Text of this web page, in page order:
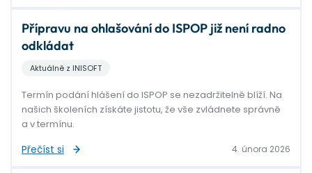
Přípravu na ohlašování do ISPOP již není radno
odkládat
Aktuálně z INISOFT
Termín podání hlášení do ISPOP se nezadržitelně blíží. Na
našich školeních získáte jistotu, že vše zvládnete správně
a v termínu.
Přečíst si 4. února 2026